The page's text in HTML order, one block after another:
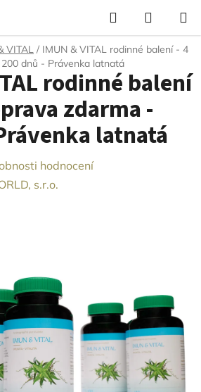
Hledat
KOŠÍK
VITAL / IMUN & VITAL rodinné balení - 4
dnů - Právenka latnatá
rodinné balení
zdarma -
latnatá
hodnocení
s.r.o.